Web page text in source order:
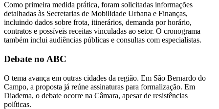
Como primeira medida prática, foram solicitadas informações
detalhadas às Secretarias de Mobilidade Urbana e Finanças,
incluindo dados sobre frota, itinerários, demanda por horário,
contratos e possíveis receitas vinculadas ao setor. O cronograma
também inclui audiências públicas e consultas com especialistas.
Debate no ABC
O tema avança em outras cidades da região. Em São Bernardo do
Campo, a proposta já reúne assinaturas para formalização. Em
Diadema, o debate ocorre na Câmara, apesar de resistências
políticas.